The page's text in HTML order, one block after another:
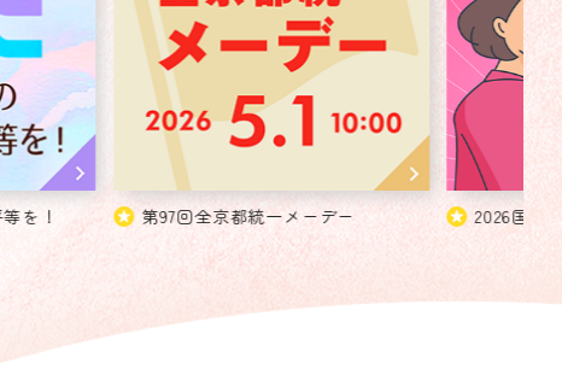
を！ 第97回全京都統一メーデー 2026国民